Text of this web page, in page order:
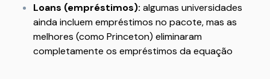
Loans (empréstimos): algumas universidades
ainda incluem empréstimos no pacote, mas as
melhores (como Princeton) eliminaram
completamente os empréstimos da equação